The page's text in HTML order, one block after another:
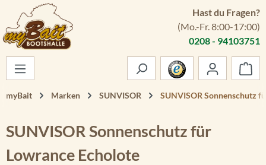
Zum Hauptinhalt springen
Hast du Fragen?
(Mo.-Fr. 8:00-17:00)
0208 - 94103751
myBait Marken SUNVISOR SUNVISOR Sonnenschutz
SUNVISOR Sonnenschutz für
Lowrance Echolote